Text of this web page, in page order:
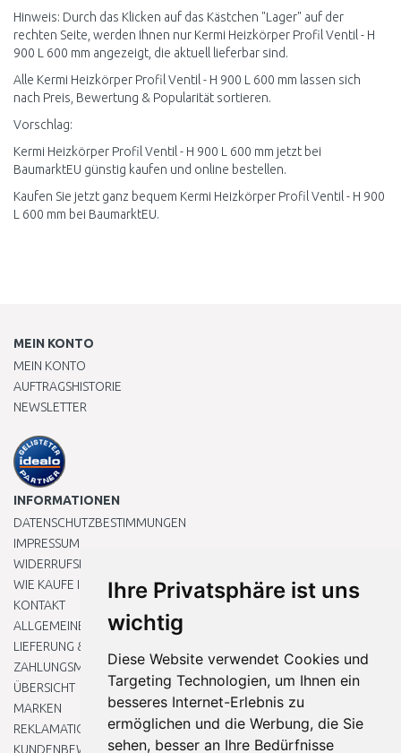
Ihre Privatsphäre ist uns
wichtig
Diese Website verwendet Cookies und
Targeting Technologien, um Ihnen ein
besseres Internet-Erlebnis zu
ermöglichen und die Werbung, die Sie
sehen, besser an Ihre Bedürfnisse
Hinweis: Durch das Klicken auf das Kästchen "Lager" auf der
rechten Seite, werden Ihnen nur Kermi Heizkörper Profil Ventil - H
900 L 600 mm angezeigt, die aktuell lieferbar sind.
Alle Kermi Heizkörper Profil Ventil - H 900 L 600 mm lassen sich
nach Preis, Bewertung & Popularität sortieren.
Vorschlag:
Kermi Heizkörper Profil Ventil - H 900 L 600 mm jetzt bei
BaumarktEU günstig kaufen und online bestellen.
Kaufen Sie jetzt ganz bequem Kermi Heizkörper Profil Ventil - H 900
L 600 mm bei BaumarktEU.
MEIN KONTO
MEIN KONTO
AUFTRAGSHISTORIE
NEWSLETTER
INFORMATIONEN
DATENSCHUTZBESTIMMUNGEN
IMPRESSUM
WIDERRUFSRECHT
WIE KAUFE ICH EIN?
KONTAKT
ALLGEMEINEN GESCHÄFTSBEDINGUNGEN
LIEFERUNG & ZAHLUNG
ZAHLUNGSMETHODEN
ÜBERSICHT
MARKEN
REKLAMATIONEN UND RETOUREN
KUNDENBEWERTUNG